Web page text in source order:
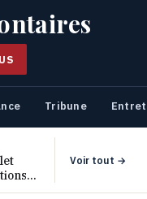
Tribune
Voir tout →